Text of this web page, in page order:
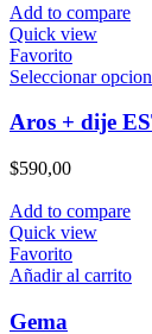
Add to compare
Quick view
Favorito
Seleccionar
Aros + dije
$590,00
Add to compare
Quick view
Favorito
Añadir al carrito
Gema